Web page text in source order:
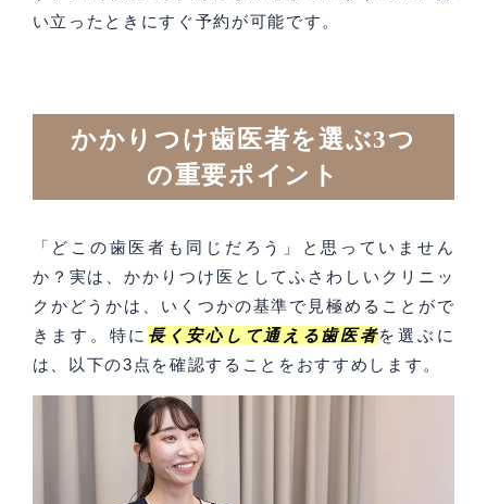
い立ったときにすぐ予約が可能です。
かかりつけ歯医者を選ぶ3つ
の重要ポイント
「どこの歯医者も同じだろう」と思っていません
か？実は、かかりつけ医としてふさわしいクリニッ
クかどうかは、いくつかの基準で見極めることがで
きます。特に 長く安心して通える歯医者を選ぶに
は、以下の3点を確認することをおすすめします。